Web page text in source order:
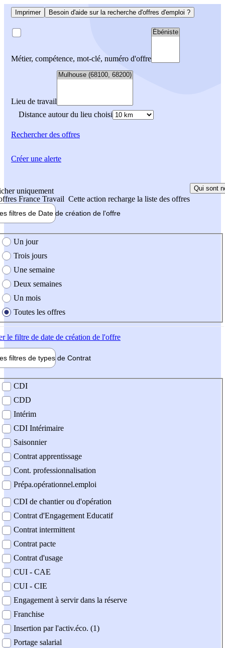
Imprimer Besoin d'aide sur la recherche d'offres d'emploi ?
Métier, compétence, mot-clé, numéro d'offre
Lieu de travail
Distance autour du lieu choisi
Rechercherdes offres
uniquement
France Travail Cette action recharge la liste des offres
Qui sont
filtres de Date de création de l'offre
création de l'offre
Un jour
Trois jours
Une semaine
Deux semaines
Un mois
Toutes les offres
le filtre de date de création de l'offre
filtres de types de Contrat
contrat
CDI
CDD
Intérim
CDI Intérimaire
Saisonnier
Contrat apprentissage
Cont. professionnalisation
Prépa.opérationnel.emploi
CDI de chantier ou d'opération
Contrat d'Engagement Educatif
Contrat intermittent
Contrat pacte
Contrat d'usage
CUI - CAE
CUI - CIE
Engagement à servir dans la réserve
Franchise
Insertion par l'activ.éco. (1)
Portage salarial
Créer une alerte